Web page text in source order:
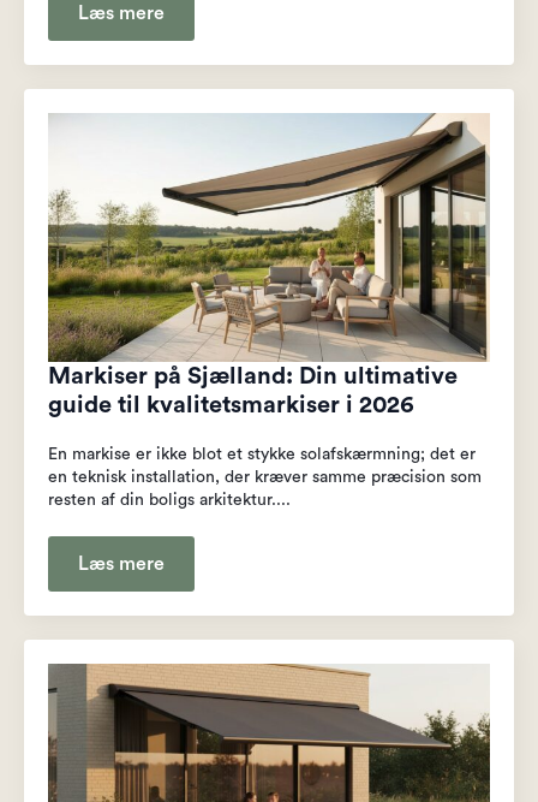
Læs mere
Markiser på Sjælland: Din ultimative
guide til kvalitetsmarkiser i 2026
En markise er ikke blot et stykke solafskærmning; det er
en teknisk installation, der kræver samme præcision som
resten af din boligs arkitektur....
Læs mere